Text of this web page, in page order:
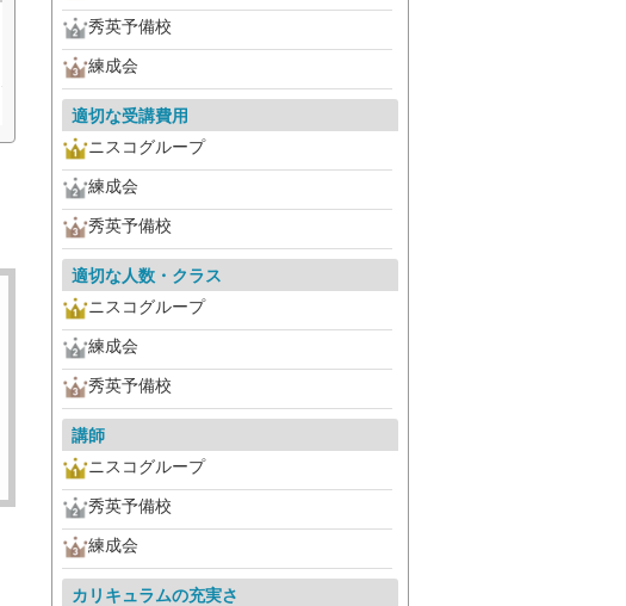
秀英予備校
練成会
適切な受講費用
ニスコグループ
練成会
秀英予備校
適切な人数・クラス
ニスコグループ
練成会
秀英予備校
講師
ニスコグループ
秀英予備校
練成会
カリキュラムの充実さ